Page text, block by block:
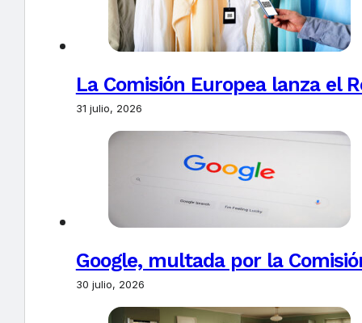
La Comisión Europea lanza el
31 julio, 2026
Google, multada por la
30 julio, 2026